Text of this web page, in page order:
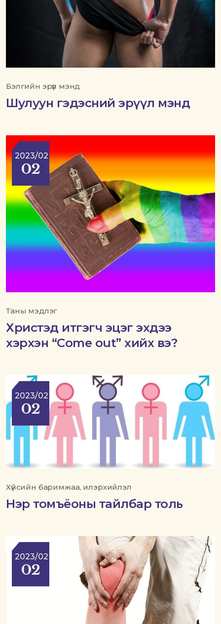
Бэлгийн эрүүл мэнд
Шулуун гэдэсний эрүүл мэнд
2023/02
02
Таны мэдлэг
Христэд итгэгч эцэг эхдээ
хэрхэн “Come out” хийх вэ?
2023/02
02
Хүйсийн баримжаа, илэрхийлэл
Нэр томъёоны тайлбар толь
2023/02
02